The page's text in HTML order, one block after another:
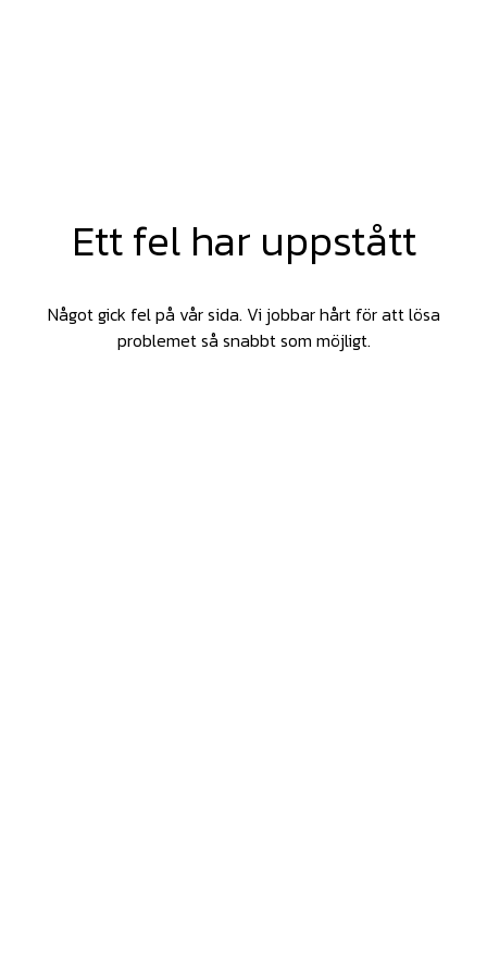
Ett fel har uppstått
Något gick fel på vår sida. Vi jobbar hårt för att lösa
problemet så snabbt som möjligt.